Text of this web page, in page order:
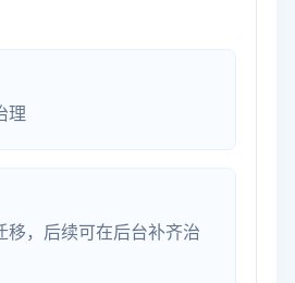
理
移，后续可在后台补齐治